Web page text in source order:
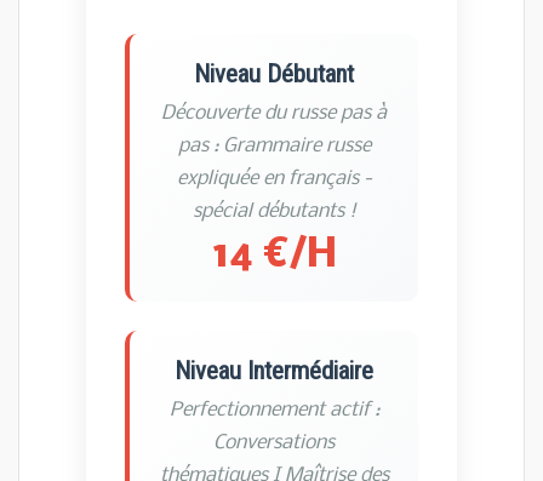
Niveau Débutant
Découverte du russe pas à
pas : Grammaire russe
expliquée en français -
spécial débutants !
14 €/H
Niveau Intermédiaire
Perfectionnement actif :
Conversations
thématiques I Maîtrise des